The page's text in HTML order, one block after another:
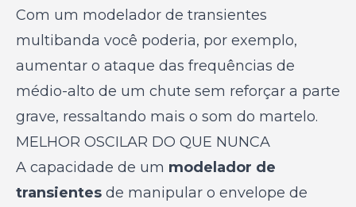
Com um modelador de transientes
multibanda você poderia, por exemplo,
aumentar o ataque das frequências de
médio-alto de um chute sem reforçar a parte
grave, ressaltando mais o som do martelo.
MELHOR OSCILAR DO QUE NUNCA
A capacidade de um modelador de
transientes de manipular o envelope de